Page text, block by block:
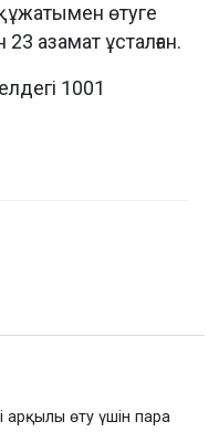
өтуге
азамат ұсталған.
1001
арқылы өту үшін пара